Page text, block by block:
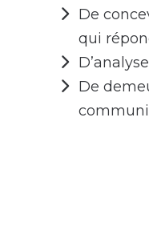
De
qui
De